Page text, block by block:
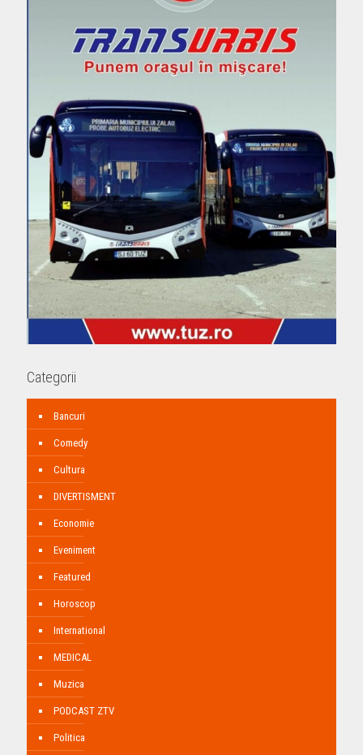
Categorii
Bancuri
Comedy
Cultura
DIVERTISMENT
Economie
Eveniment
Featured
Horoscop
International
MEDICAL
Muzica
PODCAST ZTV
Politica